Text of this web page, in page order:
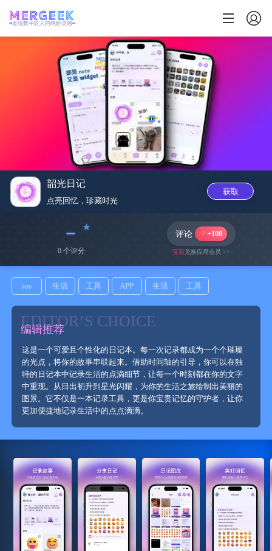
发现数字匠人的绝妙灵感
韶光日记
点亮回忆，珍藏时光
获取
﹣
0 个评分
评论 +100
宝石兑换应用会员 >>
ios 生活 工具 APP 生活 工具
EDITOR’S CHOICE
编辑推荐
这是一个可爱且个性化的日记本。每一次记录都成为一个个璀璨
的光点，将你的故事串联起来。借助时间轴的引导，你可以在独
特的日记本中记录生活的点滴细节，让每一个时刻都在你的文字
中重现。从日出初升到星光闪耀，为你的生活之旅绘制出美丽的
图景。它不仅是一本记录工具，更是你宝贵记忆的守护者，让你
更加便捷地记录生活中的点点滴滴。